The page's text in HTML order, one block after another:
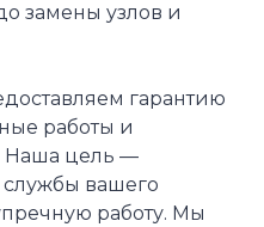
замены узлов и
гарантию
работы и
Наша цель —
вашего
работу. Мы